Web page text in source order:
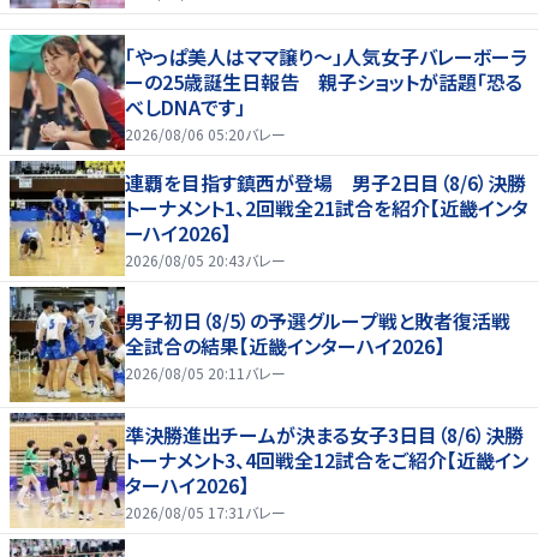
「やっぱ美人はママ譲り～」人気女子バレーボーラ
ーの25歳誕生日報告 親子ショットが話題「恐る
べしDNAです」
2026/08/06 05:20バレー
連覇を目指す鎮西が登場 男子2日目（8/6）決勝
トーナメント1、2回戦全21試合を紹介【近畿インタ
ーハイ2026】
2026/08/05 20:43バレー
男子初日（8/5）の予選グループ戦と敗者復活戦
全試合の結果【近畿インターハイ2026】
2026/08/05 20:11バレー
準決勝進出チームが決まる女子3日目（8/6）決勝
トーナメント3、4回戦全12試合をご紹介【近畿イン
ターハイ2026】
2026/08/05 17:31 バレー